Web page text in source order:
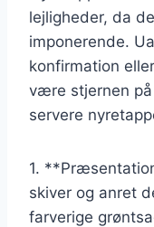
lejligheder, da
imponerende.
konfirmation
være stjernen
servere
1.
skiver og anret
farverige